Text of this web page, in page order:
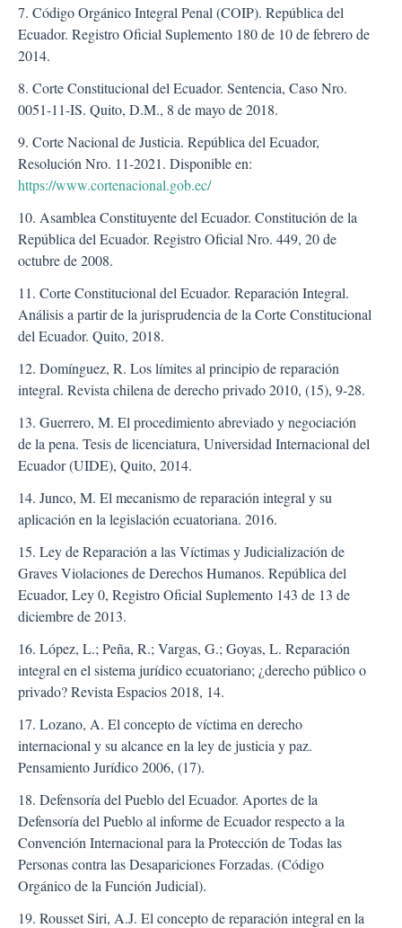
7. Código Orgánico Integral Penal (COIP). República del
Ecuador. Registro Oficial Suplemento 180 de 10 de febrero de
2014.
8. Corte Constitucional del Ecuador. Sentencia, Caso Nro.
0051-11-IS. Quito, D.M., 8 de mayo de 2018.
9. Corte Nacional de Justicia. República del Ecuador,
Resolución Nro. 11-2021. Disponible en:
https://www.cortenacional.gob.ec/
10. Asamblea Constituyente del Ecuador. Constitución de la
República del Ecuador. Registro Oficial Nro. 449, 20 de
octubre de 2008.
11. Corte Constitucional del Ecuador. Reparación Integral.
Análisis a partir de la jurisprudencia de la Corte Constitucional
del Ecuador. Quito, 2018.
12. Domínguez, R. Los límites al principio de reparación
integral. Revista chilena de derecho privado 2010, (15), 9-28.
13. Guerrero, M. El procedimiento abreviado y negociación
de la pena. Tesis de licenciatura, Universidad Internacional del
Ecuador (UIDE), Quito, 2014.
14. Junco, M. El mecanismo de reparación integral y su
aplicación en la legislación ecuatoriana. 2016.
15. Ley de Reparación a las Víctimas y Judicialización de
Graves Violaciones de Derechos Humanos. República del
Ecuador, Ley 0, Registro Oficial Suplemento 143 de 13 de
diciembre de 2013.
16. López, L.; Peña, R.; Vargas, G.; Goyas, L. Reparación
integral en el sistema jurídico ecuatoriano; ¿derecho público o
privado? Revista Espacios 2018, 14.
17. Lozano, A. El concepto de víctima en derecho
internacional y su alcance en la ley de justicia y paz.
Pensamiento Jurídico 2006, (17).
18. Defensoría del Pueblo del Ecuador. Aportes de la
Defensoría del Pueblo al informe de Ecuador respecto a la
Convención Internacional para la Protección de Todas las
Personas contra las Desapariciones Forzadas. (Código
Orgánico de la Función Judicial).
19. Rousset Siri, A.J. El concepto de reparación integral en la